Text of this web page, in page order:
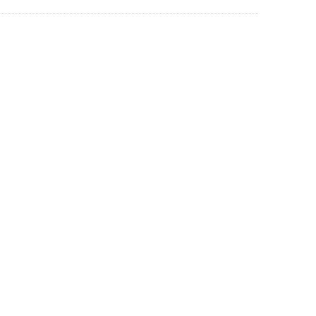
während unserer Servicezeiten.
einzusehen.
erhalten Sie eine Benachrichtigung, sobald es
gibt.